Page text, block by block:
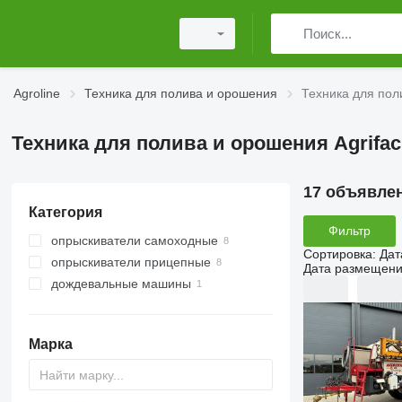
Agroline Техника для полива и орошения Техника для
Техника для полива и орошения Agrifac
Категория
опрыскиватели самоходные
опрыскиватели прицепные
дождевальные машины
Марка
17
Фильтр
Сортировка:
Дата